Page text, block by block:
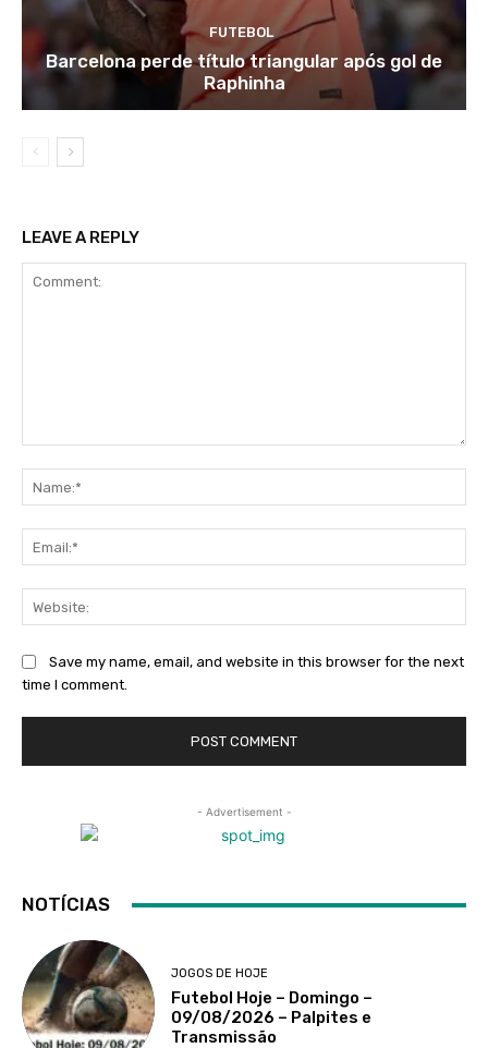
FUTEBOL
Barcelona perde título triangular após gol de
Raphinha
LEAVE A REPLY
Save my name, email, and website in this browser for the next
time I comment.
- Advertisement -
NOTÍCIAS
JOGOS DE HOJE
Futebol Hoje – Domingo –
09/08/2026 – Palpites e
Transmissão